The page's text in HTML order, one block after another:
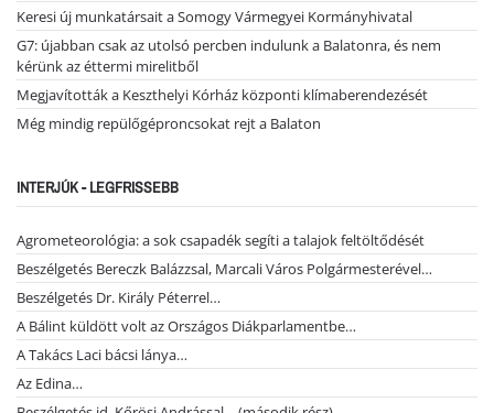
Keresi új munkatársait a Somogy Vármegyei Kormányhivatal
G7: újabban csak az utolsó percben indulunk a Balatonra, és nem
kérünk az éttermi mirelitből
Megjavították a Keszthelyi Kórház központi klímaberendezését
Még mindig repülőgéproncsokat rejt a Balaton
INTERJÚK - LEGFRISSEBB
Agrometeorológia: a sok csapadék segíti a talajok feltöltődését
Beszélgetés Bereczk Balázzsal, Marcali Város Polgármesterével…
Beszélgetés Dr. Király Péterrel…
A Bálint küldött volt az Országos Diákparlamentbe…
A Takács Laci bácsi lánya…
Az Edina…